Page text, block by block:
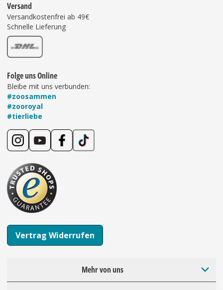
Versand
Versandkostenfrei ab 49€
Schnelle Lieferung
Folge uns Online
Bleibe mit uns verbunden:
#zoosammen
#zooroyal
#tierliebe
Vertrag Widerrufen
Mehr von uns